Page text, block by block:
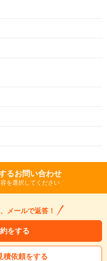
るお問い合わせ
を選択してください
メールで返答！
をする
積依頼をする